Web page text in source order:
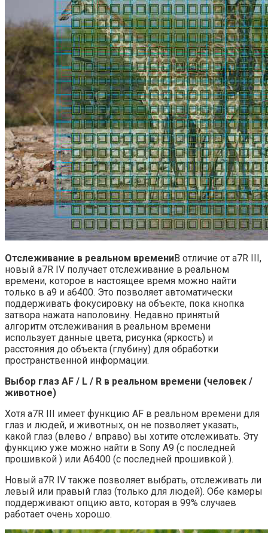
Отслеживание в реальном времениВ отличие от a7R III,
новый a7R IV получает отслеживание в реальном
времени, которое в настоящее время можно найти
только в a9 и a6400. Это позволяет автоматически
поддерживать фокусировку на объекте, пока кнопка
затвора нажата наполовину. Недавно принятый
алгоритм отслеживания в реальном времени
использует данные цвета, рисунка (яркость) и
расстояния до объекта (глубину) для обработки
пространственной информации.
Выбор глаз AF / L / R в реальном времени (человек /
животное)
Хотя a7R III имеет функцию AF в реальном времени для
глаз и людей, и животных, он не позволяет указать,
какой глаз (влево / вправо) вы хотите отслеживать. Эту
функцию уже можно найти в Sony A9 (с последней
прошивкой ) или A6400 (с последней прошивкой ).
Новый a7R IV также позволяет выбрать, отслеживать ли
левый или правый глаз (только для людей). Обе камеры
поддерживают опцию авто, которая в 99% случаев
работает очень хорошо.